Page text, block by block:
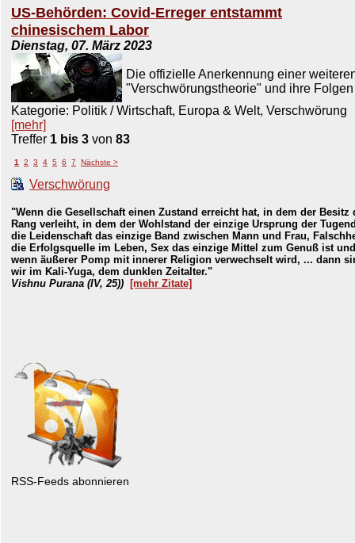
US-Behörden: Covid-Erreger entstammt
chinesischem Labor
Dienstag, 07. März 2023
Die offizielle Anerkennung einer
"Verschwörungstheorie" und ihre Folgen
Kategorie: Politik / Wirtschaft, Europa & Welt, Verschwörung
[mehr]
Treffer 1 bis 3 von 83
1 2 3 4 5 6 7 Nächste >
Verschwörung
"Wenn die Gesellschaft einen Zustand erreicht hat, in dem der Besitz
Rang verleiht, in dem der Wohlstand der einzige Ursprung der
die Leidenschaft das einzige Band zwischen Mann und Frau,
die Erfolgsquelle im Leben, Sex das einzige Mittel zum Genuß ist und
wenn äußerer Pomp mit innerer Religion verwechselt wird, ... dann
wir im Kali-Yuga, dem dunklen Zeitalter."
Vishnu Purana (IV, 25))
[mehr Zitate]
RSS-Feeds abonnieren